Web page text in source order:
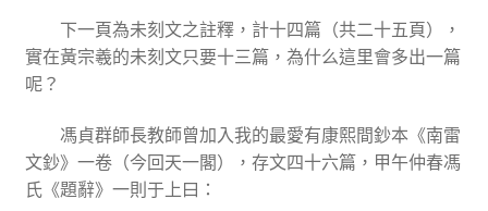
下一頁為未刻文之註釋，計十四篇（共二十五頁），
實在黃宗羲的未刻文只要十三篇，為什么這里會多出一篇
呢？
馮貞群師長教師曾加入我的最愛有康熙間鈔本《南雷
文鈔》一卷（今回天一閣），存文四十六篇，甲午仲春馮
氏《題辭》一則于上曰：